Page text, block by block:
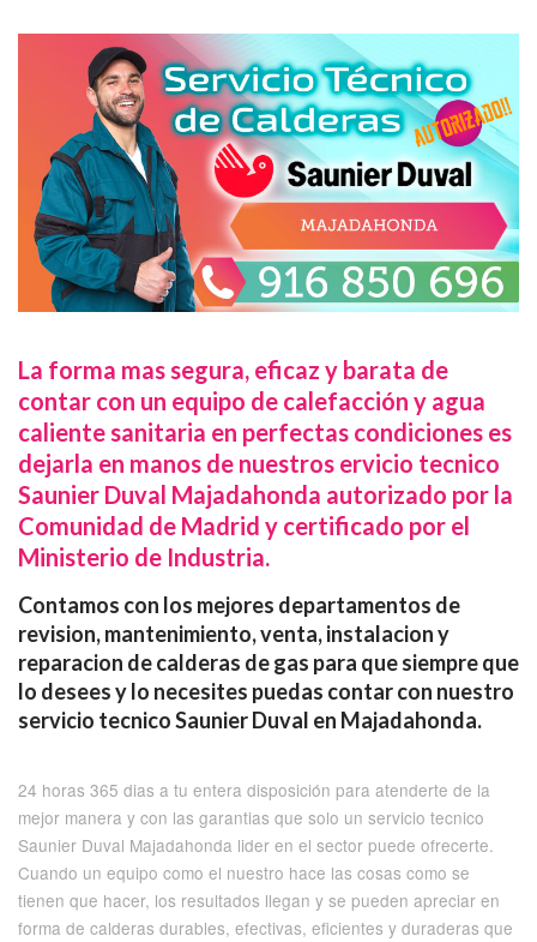
La forma mas segura, eficaz y barata de
contar con un equipo de calefacción y agua
caliente sanitaria en perfectas condiciones es
dejarla en manos de nuestros ervicio tecnico
Saunier Duval Majadahonda autorizado por la
Comunidad de Madrid y certificado por el
Ministerio de Industria.
Contamos con los mejores departamentos de
revision, mantenimiento, venta, instalacion y
reparacion de calderas de gas para que siempre que
lo desees y lo necesites puedas contar con nuestro
servicio tecnico Saunier Duval en Majadahonda.
24 horas 365 dias a tu entera disposición para atenderte de la
mejor manera y con las garantias que solo un servicio tecnico
Saunier Duval Majadahonda lider en el sector puede ofrecerte.
Cuando un equipo como el nuestro hace las cosas como se
tienen que hacer, los resultados llegan y se pueden apreciar en
forma de calderas durables, efectivas, eficientes y duraderas que